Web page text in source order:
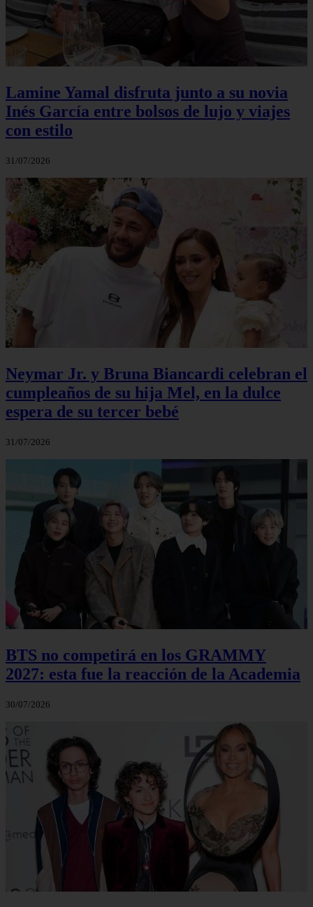
Lamine Yamal disfruta junto a su novia
Inés García entre bolsos de lujo y viajes
con estilo
31/07/2026
Neymar Jr. y Bruna Biancardi celebran el
cumpleaños de su hija Mel, en la dulce
espera de su tercer bebé
31/07/2026
BTS no competirá en los GRAMMY
2027: esta fue la reacción de la Academia
30/07/2026